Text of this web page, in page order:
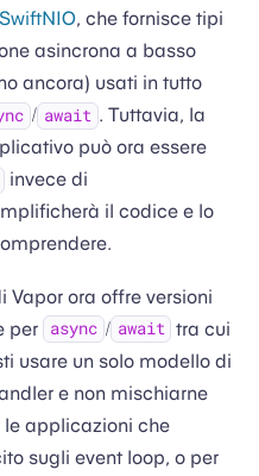
SwiftNIO, che fornisce tipi
asincrona a basso
ancora) usati in tutto
/ await . Tuttavia, la
può ora essere
invece di
il codice e lo
ora offre versioni
per async / await tra cui
usare un solo modello di
e non mischiarne
le applicazioni che
sugli event loop, o per